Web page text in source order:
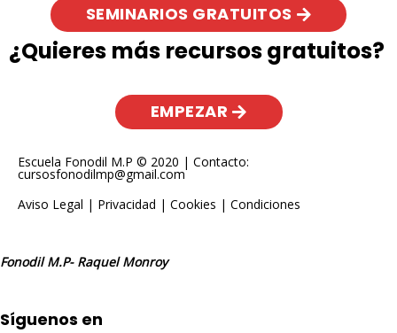
SEMINARIOS GRATUITOS
¿Quieres más recursos gratuitos?
EMPEZAR
Escuela Fonodil M.P © 2020 | Contacto:
cursosfonodilmp@gmail.com
Aviso Legal | Privacidad | Cookies | Condiciones
Fonodil M.P- Raquel Monroy
Síguenos en